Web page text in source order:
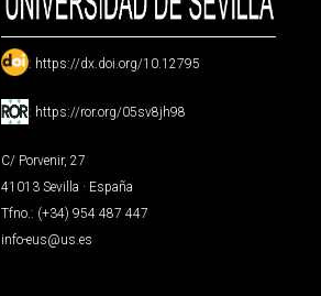
: https://dx.doi.org/10.12795
: https://ror.org/05sv8jh98
C/ Porvenir, 27
41013 Sevilla · España
Tfno.: (+34) 954 487 447
info-eus@us.es